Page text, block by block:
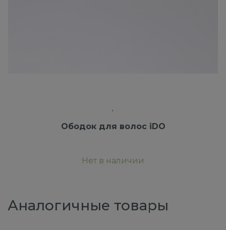
Ободок для волос iDO
Нет в наличии
Аналогичные товары